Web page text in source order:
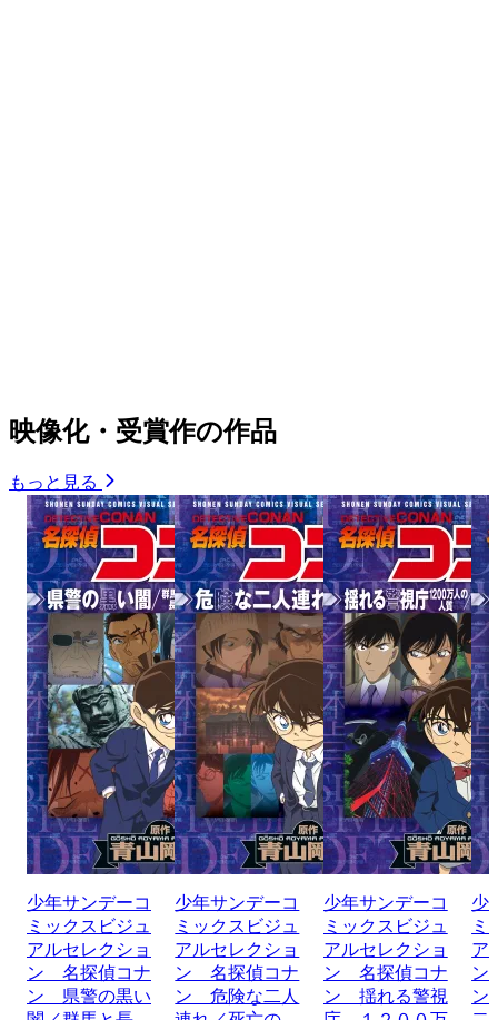
映像化・受賞作の作品
もっと見る
少年サンデーコ
ミックスビジュ
アルセレクショ
ン 名探偵コナ
ン 県警の黒い
少年サンデーコ
ミックスビジュ
アルセレクショ
ン 名探偵コナ
ン 危険な二人
少年サンデーコ
ミックスビジュ
アルセレクショ
ン 名探偵コナ
ン 揺れる警視
少
ミ
ア
ン
ン